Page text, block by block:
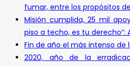
fumar, entre los propósitos
Misión cumplida, 25 mil
piso a techo, es tu derecho”:
Fin de año el más intenso de
2020, año de la